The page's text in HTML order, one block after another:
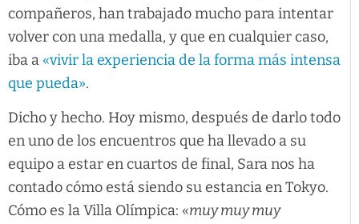
compañeros, han trabajado mucho para intentar
volver con una medalla, y que en cualquier caso,
iba a «vivir la experiencia de la forma más intensa
que pueda».
Dicho y hecho. Hoy mismo, después de darlo todo
en uno de los encuentros que ha llevado a su
equipo a estar en cuartos de final, Sara nos ha
contado cómo está siendo su estancia en Tokyo.
Cómo es la Villa Olímpica: «muy muy muy